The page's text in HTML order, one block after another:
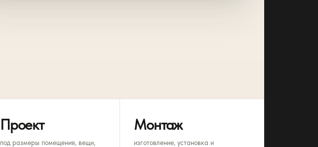
Проект
под размеры помещения, вещи,
Монтаж
изготовление, установка и